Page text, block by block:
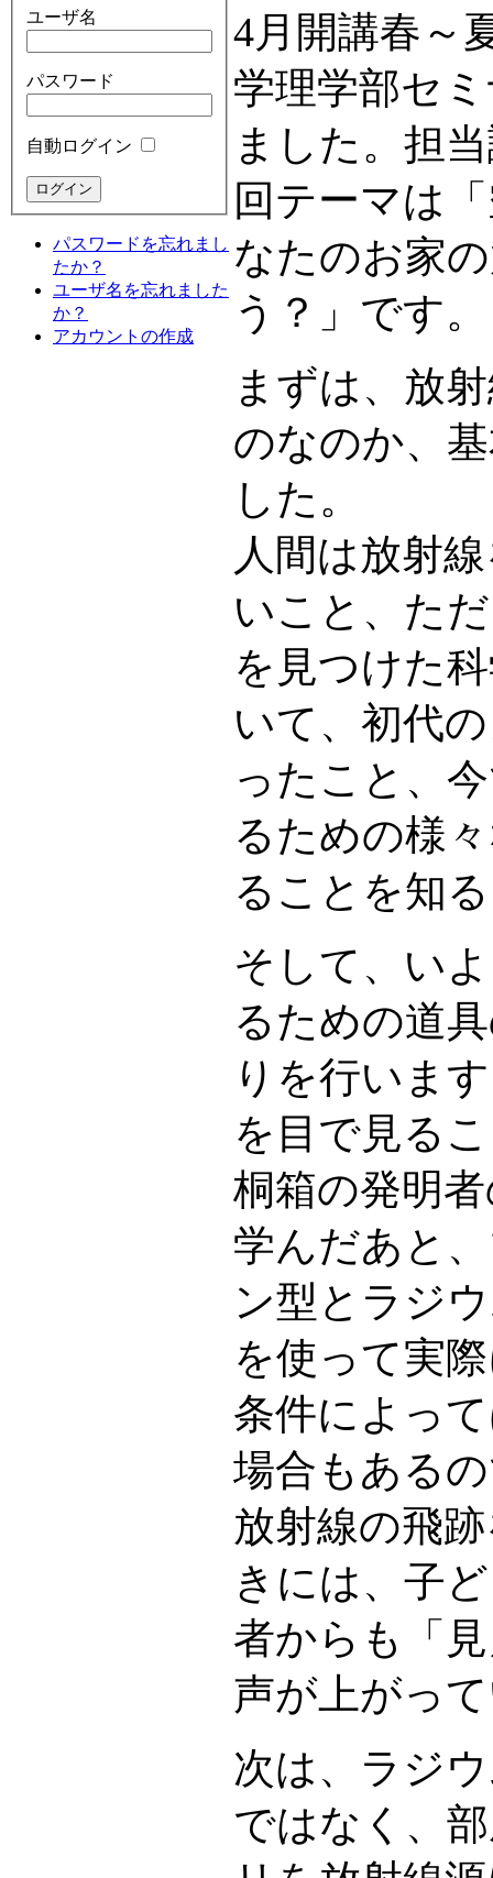
ユーザ名
パスワード
自動ログイン
パスワードを忘れまし
たか？
ユーザ名を忘れました
か？
アカウントの作成
4月開講春～
学理学部セ
ました。担
回テーマは
なたのお家
う？」です。
まずは、放
のなのか、
した。
人間は放射
いこと、た
を見つけた
いて、初代
ったこと、
るための様
ることを知
そして、い
るための道
りを行いま
を目で見る
桐箱の発明
学んだあと
ン型とラジ
を使って実
条件によっ
場合もある
放射線の飛
きには、子
者からも「
声が上がっ
次は、ラジ
ではなく、